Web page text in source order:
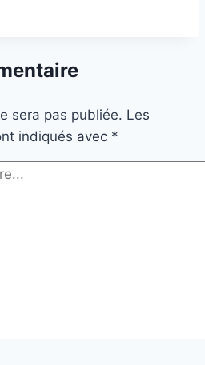
sera pas publiée. Les
indiqués avec *